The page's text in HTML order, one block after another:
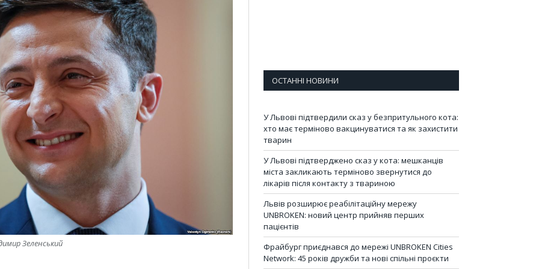
Зеленський
ОСТАННІ НОВИНИ
У Львові підтвердили сказ у безпритульного кота:
хто має терміново вакцинуватися та як захистити
тварин
У Львові підтверджено сказ у кота: мешканців
міста закликають терміново звернутися до
лікарів після контакту з твариною
Львів розширює реабілітаційну мережу
UNBROKEN: новий центр прийняв перших
пацієнтів
Фрайбург приєднався до мережі UNBROKEN Cities
Network: 45 років дружби та нові спільні проєкти